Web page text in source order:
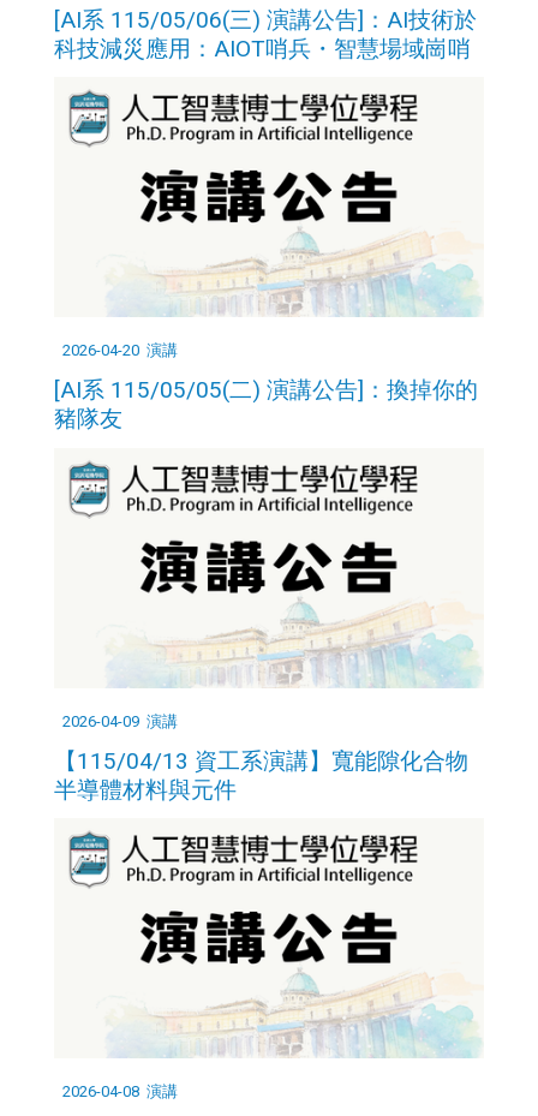
[AI系 115/05/06(三) 演講公告]：AI技術於
科技減災應用：AIOT哨兵・智慧場域崗哨
2026-04-20 演講
[AI系 115/05/05(二) 演講公告]：換掉你的
豬隊友
2026-04-09 演講
【115/04/13 資工系演講】寬能隙化合物
半導體材料與元件
2026-04-08 演講